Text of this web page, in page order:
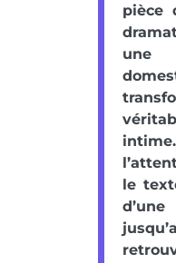
pièce
une
le